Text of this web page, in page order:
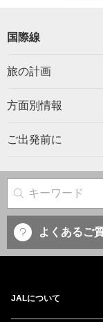
国際線
旅の計画
方面別情報
ご出発前に
サイト内検索
よくあるご
JALについて